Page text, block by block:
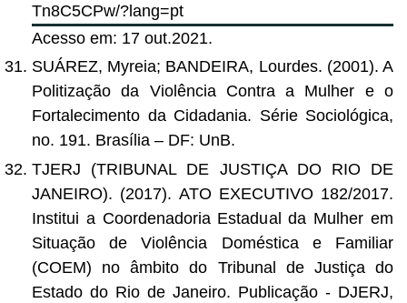
Tn8C5CPw/?lang=pt
Acesso em: 17 out.2021.
SUÁREZ, Myreia; BANDEIRA, Lourdes. (2001). A
Politização da Violência Contra a Mulher e o
Fortalecimento da Cidadania. Série Sociológica,
no. 191. Brasília – DF: UnB.
TJERJ (TRIBUNAL DE JUSTIÇA DO RIO DE
JANEIRO). (2017). ATO EXECUTIVO 182/2017.
Institui a Coordenadoria Estadual da Mulher em
Situação de Violência Doméstica e Familiar
(COEM) no âmbito do Tribunal de Justiça do
Estado do Rio de Janeiro. Publicação - DJERJ,